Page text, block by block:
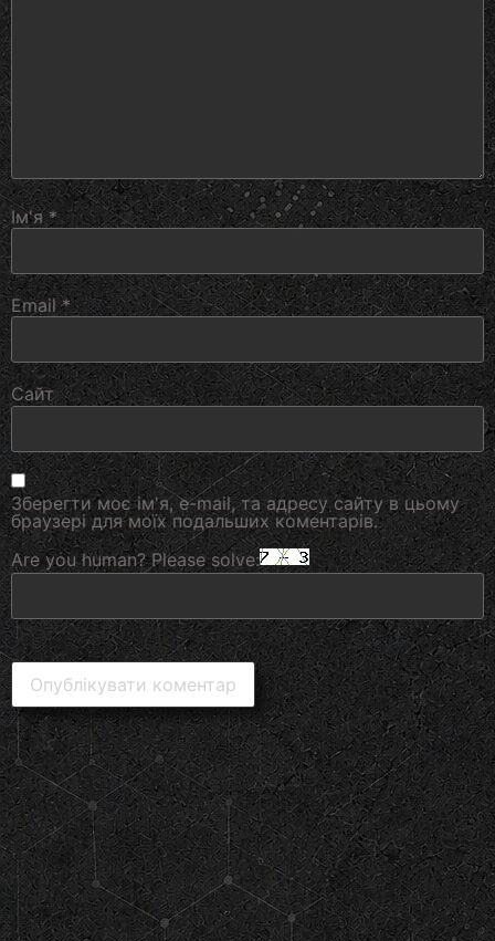
Ім'я *
Email*
Сайт
Зберегти моє ім'я, e-mail, та адресу сайту в цьому
браузері для моїх подальших коментарів.
Are you human? Please solve: